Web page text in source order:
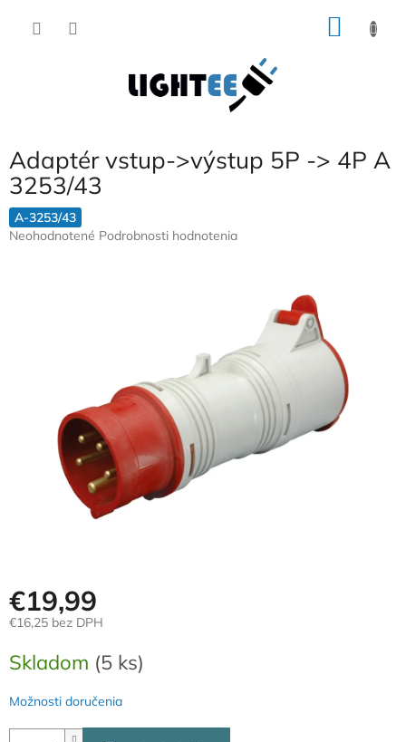
Adaptér vstup->výstup 5P -> 4P A
3253/43
A-3253/43
Priemerné
Neohodnotené Podrobnosti hodnotenia
€19,99
€16,25 bez DPH
cena:
Skladom (5 ks)
Možnosti doručenia